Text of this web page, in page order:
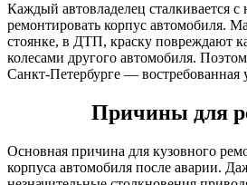
Каждый автовладелец сталкивается с
ремонтировать корпус автомобиля.
стоянке, в ДТП, краску повреждают
колесами другого автомобиля.
Санкт-Петербурге — востребованная
Причины для
Основная причина для кузовного
корпуса автомобиля после аварии.